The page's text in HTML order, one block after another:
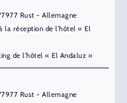
Rust - Allemagne
la réception de l’hôtel « El
de l’hôtel « El Andaluz »
Rust - Allemagne